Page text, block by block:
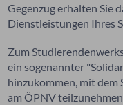
Gegenzug erhalten Sie
Dienstleistungen Ihres
Zum
ein sogenannter
hinzukommen, mit dem
am ÖPNV